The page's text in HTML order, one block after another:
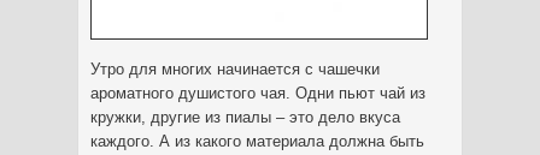
Утро для многих начинается с чашечки
ароматного душистого чая. Одни пьют чай из
кружки, другие из пиалы – это дело вкуса
каждого. А из какого материала должна быть